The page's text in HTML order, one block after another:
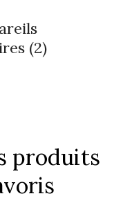
(2)
produits